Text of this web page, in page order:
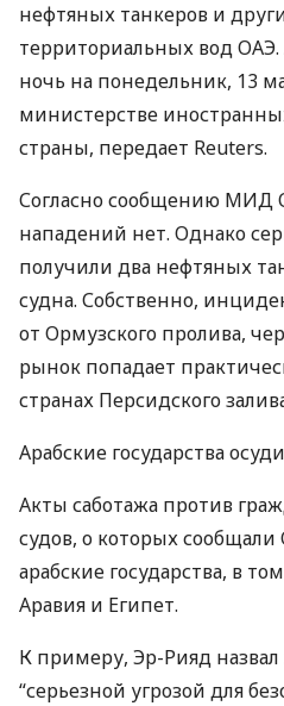
нефтяных танкеров и
территориальных водОАЭ
ночь на понедельник, 13
министерстве
страны, передает Reuters.
Согласно сообщению МИД
нападений нет. Однако
получили два нефтяных
судна. Собственно,
от Ормузского пролива,
рынок попадает
странах Персидского
Арабские государства
Акты саботажа против
судов, о которых сообщали
арабские государства, в
Аравия и Египет.
К примеру, Эр-Рияд
“серьезной угрозой для